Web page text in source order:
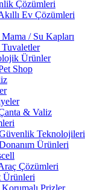
Çözümleri
Ev Çözümleri
Mama / Su Kapları
Tuvaletler
Ürünler
Shop
& Valiz
Teknolojileri
Ürünleri
Çözümleri
Ürünleri
Korumalı Prizler